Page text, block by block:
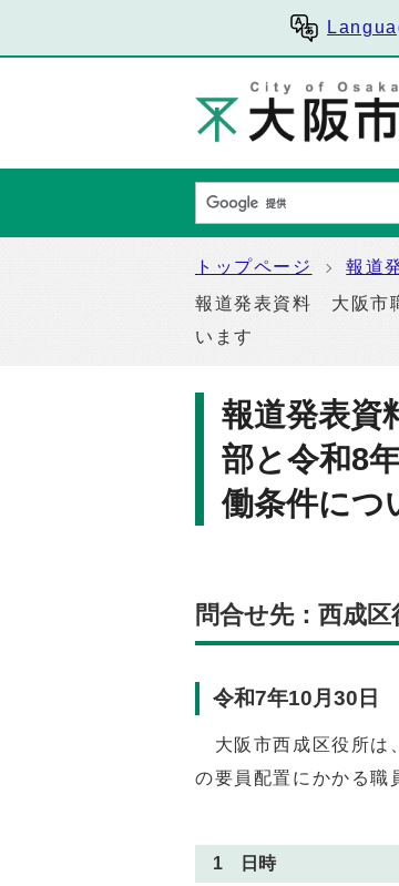
トップページ 報道
報道発表資料 大阪市
います
報道発表資
部と令和8
働条件につ
問合せ先：西成
令和7年10月30日
大阪市西成区役所は
の要員配置にかかる職
1 日時